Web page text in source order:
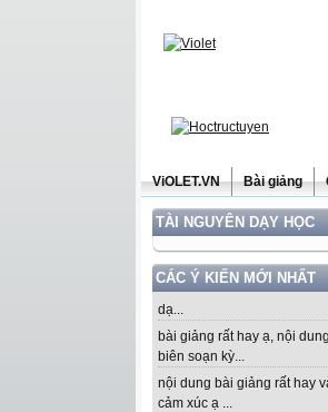
ViOLET.VN Bài giảng
TÀI NGUYÊN DẠY HỌC
CÁC Ý KIẾN MỚI NHẤT
dạ...
bài giảng rất hay ạ, nội dung
biên soạn kỳ...
nội dung bài giảng rất hay
cảm xúc ạ ...